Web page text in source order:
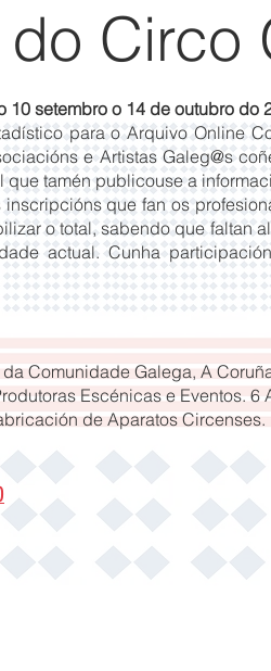
Circo
setembro o 14 de outubro do
para o Arquivo Online
e Artistas Galeg@s
tamén publicouse a
que fan os
o total, sabendo que faltan
actual. Cunha
Comunidade Galega, A
Escénicas e Eventos.
de Aparatos